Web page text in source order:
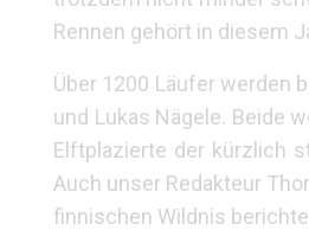
Rennen gehört in diesem
Über 1200 Läufer werden
und Lukas Nägele. Beide
Elftplazierte der kürzlich
Auch unser Redakteur
finnischen Wildnis